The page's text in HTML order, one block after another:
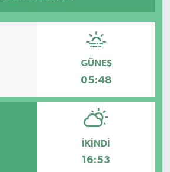
GÜNEŞ
05:48
İKINDI
16:53